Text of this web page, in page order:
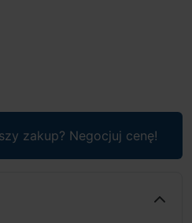
zakup? Negocjuj cenę!